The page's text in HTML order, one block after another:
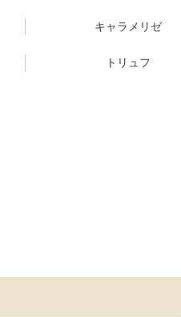
キャラメリゼ
トリュフ